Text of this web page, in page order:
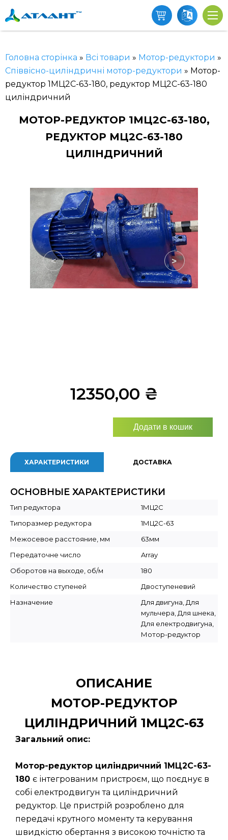
Головна сторінка » Всі товари » Мотор-редуктори »
Співвісно-циліндричні мотор-редуктори » Мотор-
редуктор 1МЦ2С-63-180, редуктор МЦ2С-63-180
циліндричний
МОТОР-РЕДУКТОР 1МЦ2С-63-180,
РЕДУКТОР МЦ2С-63-180
ЦИЛІНДРИЧНИЙ
< >
12350,00 ₴
Додати в кошик
ХАРАКТЕРИСТИКИ ДОСТАВКА
ОСНОВНЫЕ ХАРАКТЕРИСТИКИ
Тип редуктора
1МЦ2С
Типоразмер редуктора
1МЦ2С-63
Межосевое расстояние, мм
63мм
Передаточне число
Array
Оборотов на выходе, об/м
180
Количество ступеней
Двоступеневий
Назначение
Для двигуна, Для
мульчера, Для шнека,
Для електродвигуна,
Мотор-редуктор
ОПИСАНИЕ
МОТОР-РЕДУКТОР
ЦИЛІНДРИЧНИЙ 1МЦ2С-63
Загальний опис:
Мотор-редуктор циліндричний 1МЦ2С-63-
180 є інтегрованим пристроєм, що поєднує в
собі електродвигун та циліндричний
редуктор. Це пристрій розроблено для
передачі крутного моменту та керування
швидкістю обертання з високою точністю та